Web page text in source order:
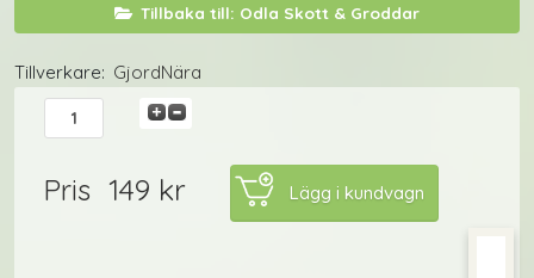
Tillbaka till: Odla Skott & Groddar
Tillverkare: GjordNära
Pris 149 kr